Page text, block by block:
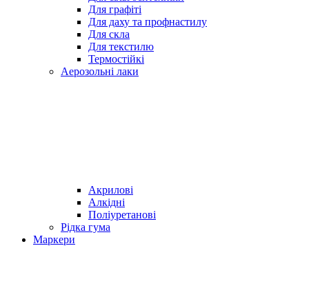
Для графіті
Для даху та профнастилу
Для скла
Для текстилю
Термостійкі
Аерозольні лаки
Акрилові
Алкідні
Поліуретанові
Рідка гума
Маркери